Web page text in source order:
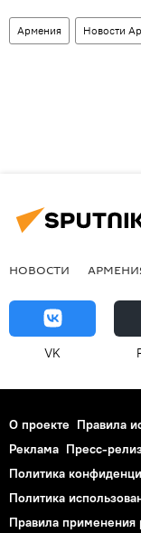
Армения Новости
НОВОСТИ
VK
О проекте Правила
Реклама Пресс-
Политика
Политика
Правила применения